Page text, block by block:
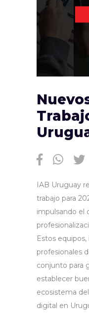
IAB Uruguay
trabajo para
impulsando el
Estos
profesionales
conjunto para
establecer
ecosistema
digital en